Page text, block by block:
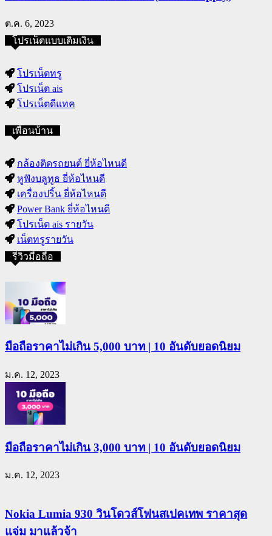
ต.ค. 6, 2023
โปรเน็ตแบบเติมเงิน
โปรเน็ตทรู
โปรเน็ต ais
โปรเน็ตดีแทค
เพื่อนบ้าน
กล้องติดรถยนต์ ยี่ห้อไหนดี
หูฟังบลูทูธ ยี่ห้อไหนดี
เครื่องปริ้น ยี่ห้อไหนดี
Power Bank ยี่ห้อไหนดี
โปรเน็ต ais รายวัน
เน็ตทรูรายวัน
รีวิวมือถือ
มือถือราคาไม่เกิน 5,000 บาท | 10 อันดับยอดนิยม
ม.ค. 12, 2023
มือถือราคาไม่เกิน 3,000 บาท | 10 อันดับยอดนิยม
ม.ค. 12, 2023
Nokia Lumia 930 วินโดวส์โฟนสเปคเทพ ราคาสุด
แจ่ม มาแล้วจ้า